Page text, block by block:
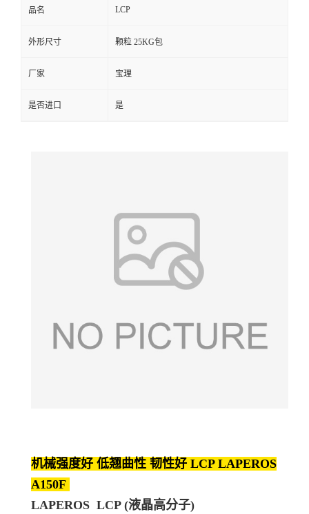
品名 LCP
外形尺寸 颗粒 25KG包
厂家 宝理
是否进口 是
机械强度好 低翘曲性 韧性好 LCP LAPEROS
A150F
LAPEROS LCP (液晶高分子)